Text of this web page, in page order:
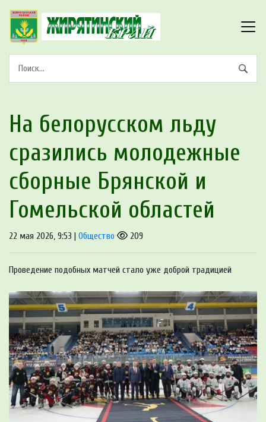
На белорусском льду
сразились молодежные
сборные Брянской и
Гомельской областей
22 мая 2026, 9:53 | Общество 209
Проведение подобных матчей стало уже доброй традицией